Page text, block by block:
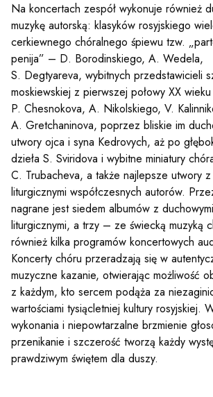
Na koncertach zespół wykonuje również
muzykę autorską: klasyków rosyjskiego
cerkiewnego chóralnego śpiewu tzw.
penija” – D. Borodinskiego, A. Wedela,
S. Degtyareva, wybitnych przedstawicieli
moskiewskiej z pierwszej połowy XX
P. Chesnokova, A. Nikolskiego, V.
A. Gretchaninova, poprzez bliskie im
utwory ojca i syna Kedrovych, aż po
dzieła S. Sviridova i wybitne miniatury
C. Trubacheva, a także najlepsze utwory z
liturgicznymi współczesnych autorów.
nagrane jest siedem albumów z
liturgicznymi, a trzy – ze świecką muzyką
również kilka programów koncertowych
Koncerty chóru przeradzają się w
muzyczne kazanie, otwierając możliwość
z każdym, kto sercem podąża za
wartościami tysiącletniej kultury rosyjskiej.
wykonania i niepowtarzalne brzmienie
przenikanie i szczerość tworzą każdy
prawdziwym świętem dla duszy.